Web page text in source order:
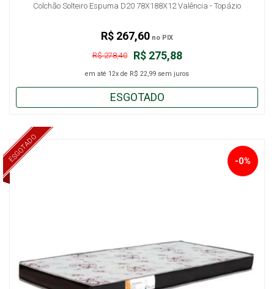
Colchão Solteiro Espuma D20 78X188X12 Valência - Topázio
R$ 275,88
R$ 278,40
em até 12x de R$ 22,99 sem juros
R$ 267,60 no PIX
ESGOTADO
ESGOTADO -0%